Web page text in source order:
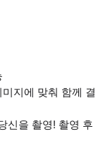
지에 맞춰 함께 결
신을 촬영! 촬영 후